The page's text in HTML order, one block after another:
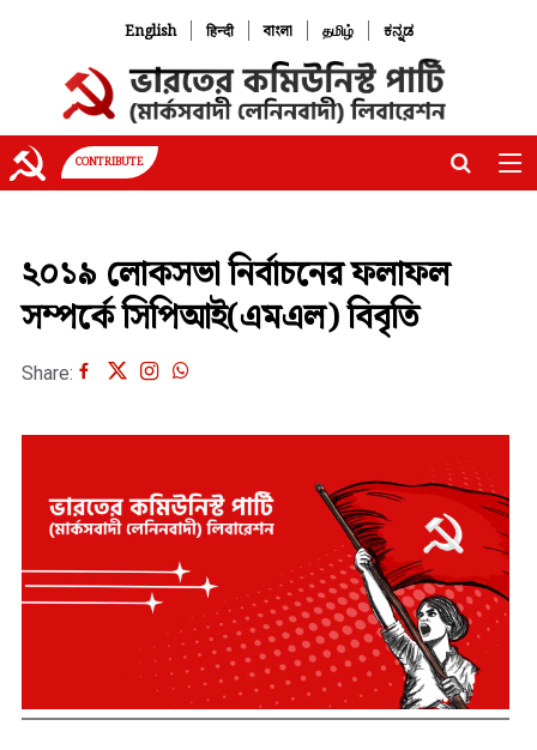
English | हिन्दी | বাংলা | தமிழ் | ಕನ್ನಡ
CONTRIBUTE
২০১৯ লোকসভা নির্বাচনের ফলাফল
সম্পর্কে সিপিআই(এমএল) বিবৃতি
Share: